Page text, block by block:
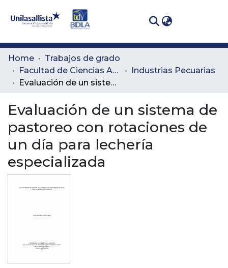
Communities
& Collections
Statistics
Home
Trabajos de grado
Facultad de Ciencias Administrativas y Agropecuarias
Industrias Pecuarias
Evaluación de un sistema de pastoreo con rotaciones de un día para lechería especializada
Evaluación de un sistema de
pastoreo con rotaciones de
un día para lechería
especializada